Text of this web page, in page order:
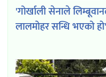
'गोर्खाली सेनाले
लालमोहर सन्धि भएको हो'